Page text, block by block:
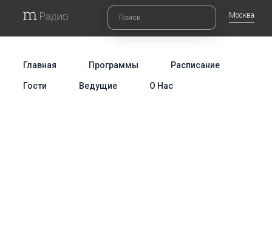
Москва
Главная Программы Расписание
Гости Ведущие О Нас